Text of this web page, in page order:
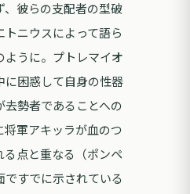
、彼らの支配者の型破
トニウスによって語ら
ように。プトレマイオ
に困惑して自身の性器
去勢者であることへの
将軍アキッラが血のつ
る点と重なる（ポンペ
ですでに示されている